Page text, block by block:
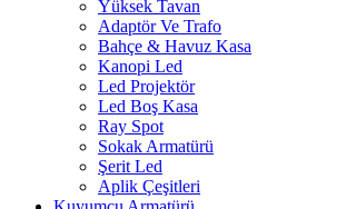
Yüksek Tavan
Adaptör Ve Trafo
Bahçe & Havuz Kasa
Kanopi Led
Led Projektör
Led Boş Kasa
Ray Spot
Sokak Armatürü
Şerit Led
Aplik Çeşitleri